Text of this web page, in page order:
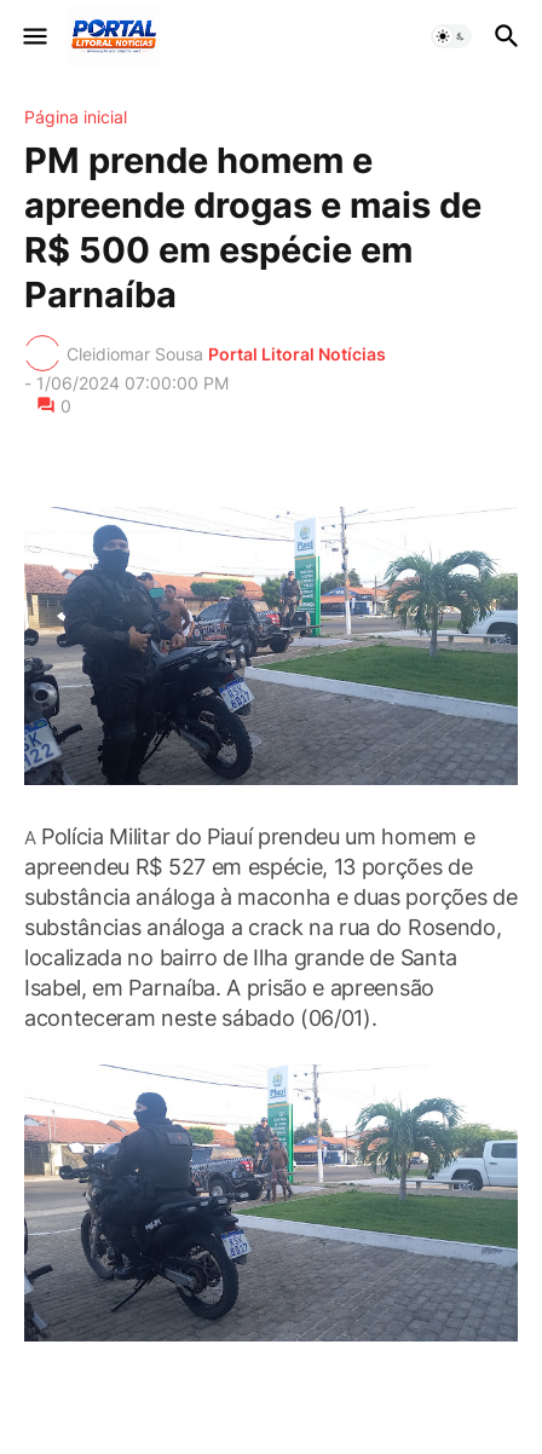
Página inicial
PM prende homem e
apreende drogas e mais de
R$ 500 em espécie em
Parnaíba
Cleidiomar Sousa Portal Litoral Notícias
- 1/06/2024 07:00:00 PM
0
A Polícia Militar do Piauí prendeu um homem e
apreendeu R$ 527 em espécie, 13 porções de
substância análoga à maconha e duas porções de
substâncias análoga a crack na rua do Rosendo,
localizada no bairro de Ilha grande de Santa
Isabel, em Parnaíba. A prisão e apreensão
aconteceram neste sábado (06/01).